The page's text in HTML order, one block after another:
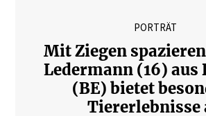
PORTRÄT
Mit Ziegen
Ledermann (16) aus
(BE) bietet
Tiererlebnisse